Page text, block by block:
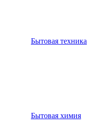
Бытовая техника
Бытовая химия